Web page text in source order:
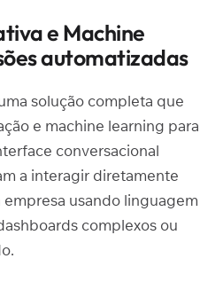
e Machine
automatizadas
solução completa que
e machine learning para
conversacional
a interagir diretamente
usando linguagem
complexos ou